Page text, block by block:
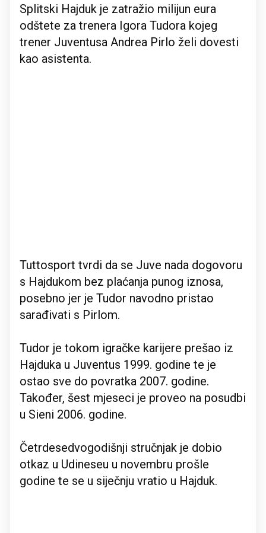
Splitski Hajduk je zatražio milijun eura
odštete za trenera Igora Tudora kojeg
trener Juventusa Andrea Pirlo želi dovesti
kao asistenta.
Tuttosport tvrdi da se Juve nada dogovoru
s Hajdukom bez plaćanja punog iznosa,
posebno jer je Tudor navodno pristao
sarađivati s Pirlom.
Tudor je tokom igračke karijere prešao iz
Hajduka u Juventus 1999. godine te je
ostao sve do povratka 2007. godine.
Također, šest mjeseci je proveo na posudbi
u Sieni 2006. godine.
Četrdesedvogodišnji stručnjak je dobio
otkaz u Udineseu u novembru prošle
godine te se u siječnju vratio u Hajduk.